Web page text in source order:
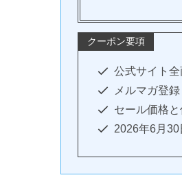
クーポン要項
公式サイト
メルマガ登
セール価格
2026年6月30